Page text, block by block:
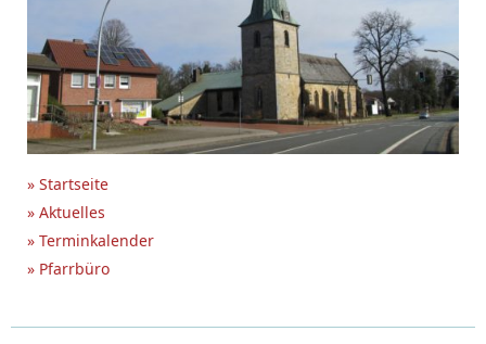
» Startseite
» Aktuelles
» Terminkalender
» Pfarrbüro